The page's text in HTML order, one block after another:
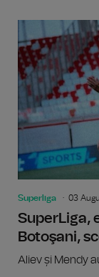
Superliga 03
SuperLiga,
Botoşani,
Aliev și Mendy